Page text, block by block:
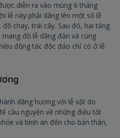
diễn ra vào mùng 6 tháng
lễ này phải dâng lên một số lễ
chay, trái cây. Sau đó, hai tăng
đồ lễ dâng đàn và cúng
động tác độc đáo chỉ có ở lễ
dâng hương với lễ vật do
cầu nguyện về những điều tốt
và bình an đến cho bản thân,